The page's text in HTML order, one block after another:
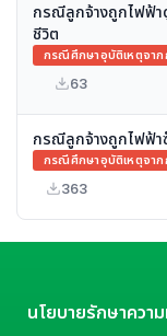
กรณีลูกจ้างถูกไฟฟ้า
ชีวิต
กรณีศึกษาอุบัติเหตุจาก
63
กรณีลูกจ้างถูกไฟฟ้า
กรณีศึกษาอุบัติเหตุจาก
363
นโยบายรักษาควา